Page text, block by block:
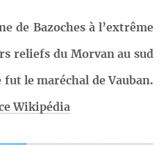
de Bazoches à l’extrême
reliefs du Morvan au sud
le maréchal de Vauban.
Wikipédia